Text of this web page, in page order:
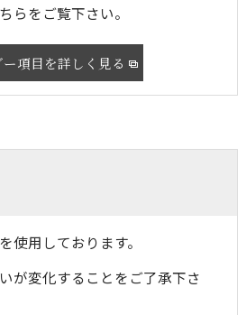
らをご覧下さい。
項目を詳しく見る
使用しております。
が変化することをご了承下さ